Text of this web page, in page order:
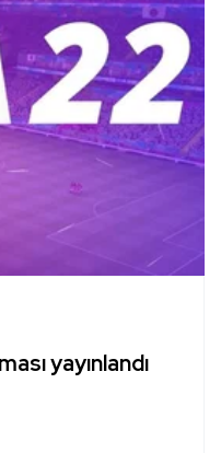
yayınlandı